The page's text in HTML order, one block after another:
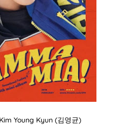
Young Kyun (김영균)